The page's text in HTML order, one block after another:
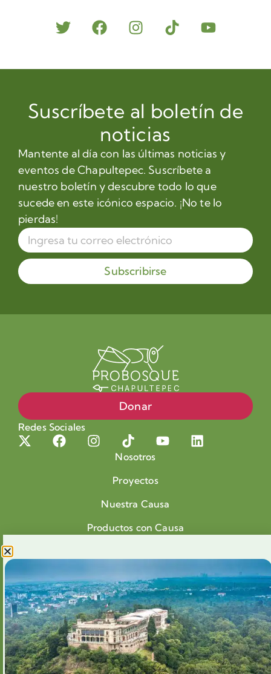
Suscríbete al boletín de
noticias
Mantente al día con las últimas noticias y
eventos de Chapultepec. Suscríbete a
nuestro boletín y descubre todo lo que
sucede en este icónico espacio. ¡No te lo
pierdas!
Subscribirse
Donar
Redes Sociales
Nosotros
Proyectos
Nuestra Causa
Productos con Causa
Voluntariado Chapultepec
Aliados
Legales
Prensa
Preguntas Frecuentes
Contacto